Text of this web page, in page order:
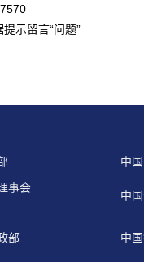
示留言“问题”
中
事会
中
部 中